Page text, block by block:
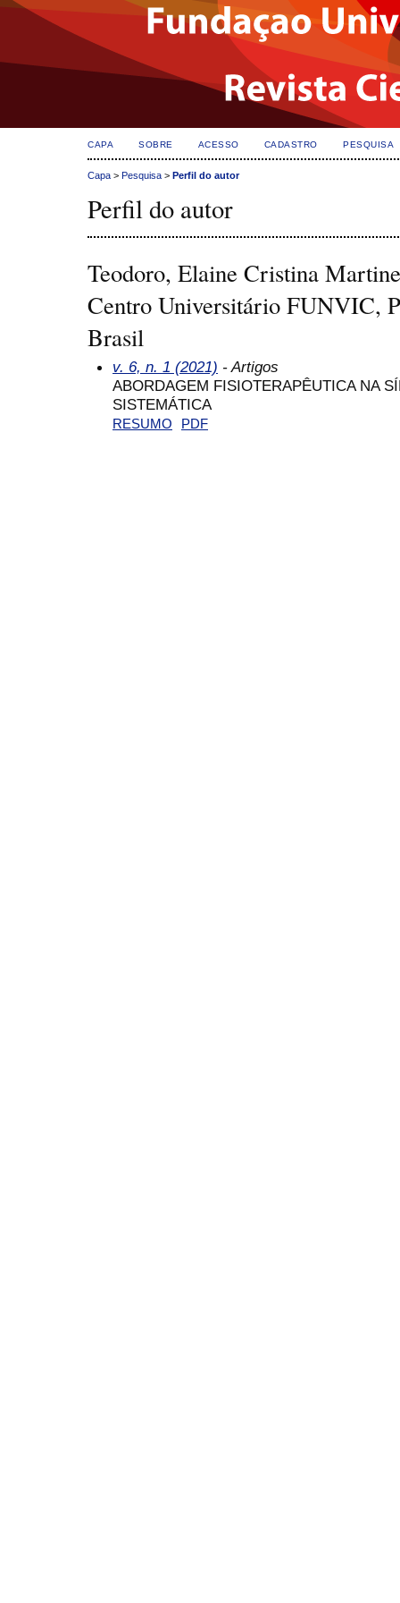
CAPA SOBRE ACESSO CADASTRO PESQUISA
Capa > Pesquisa > Perfil do autor
Perfil do autor
Teodoro, Elaine Cristina
Centro Universitário FUNVIC,
Brasil
v. 6, n. 1 (2021) - Artigos
ABORDAGEM FISIOTERAPÊUTICA NA
SISTEMÁTICA
RESUMO PDF